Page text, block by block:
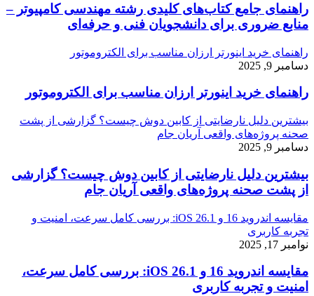
راهنمای جامع کتاب‌های کلیدی رشته مهندسی کامپیوتر –
منابع ضروری برای دانشجویان فنی و حرفه‌ای
راهنمای خرید اینورتر ارزان مناسب برای الکتروموتور
دسامبر 9, 2025
راهنمای خرید اینورتر ارزان مناسب برای الکتروموتور
بیشترین دلیل نارضایتی از کابین دوش چیست؟ گزارشی از پشت
صحنه پروژه‌های واقعی آریان جام
دسامبر 9, 2025
بیشترین دلیل نارضایتی از کابین دوش چیست؟ گزارشی
از پشت صحنه پروژه‌های واقعی آریان جام
مقایسه اندروید 16 و iOS 26.1: بررسی کامل سرعت، امنیت و
تجربه کاربری
نوامبر 17, 2025
مقایسه اندروید 16 و iOS 26.1: بررسی کامل سرعت،
امنیت و تجربه کاربری